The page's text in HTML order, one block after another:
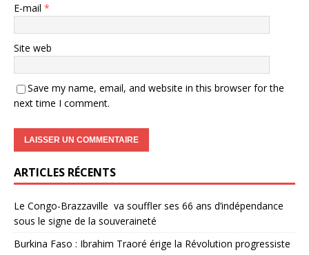
E-mail *
Site web
Save my name, email, and website in this browser for the
next time I comment.
ARTICLES RÉCENTS
Le Congo-Brazzaville va souffler ses 66 ans d’indépendance
sous le signe de la souveraineté
Burkina Faso : Ibrahim Traoré érige la Révolution progressiste